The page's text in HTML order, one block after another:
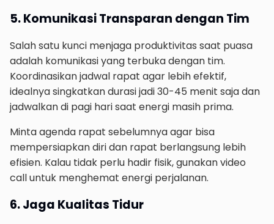
5. Komunikasi Transparan dengan Tim
Salah satu kunci menjaga produktivitas saat puasa
adalah komunikasi yang terbuka dengan tim.
Koordinasikan jadwal rapat agar lebih efektif,
idealnya singkatkan durasi jadi 30-45 menit saja dan
jadwalkan di pagi hari saat energi masih prima.
Minta agenda rapat sebelumnya agar bisa
mempersiapkan diri dan rapat berlangsung lebih
efisien. Kalau tidak perlu hadir fisik, gunakan video
call untuk menghemat energi perjalanan.
6. Jaga Kualitas Tidur